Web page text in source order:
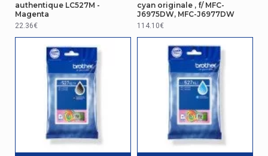
authentique LC527M -
Magenta
22.36€
cyan originale , f/ MFC-
J6975DW, MFC-J6977DW
114.10€